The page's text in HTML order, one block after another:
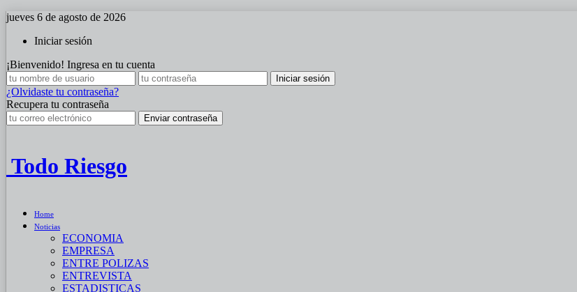
jueves 6 de agosto de 2026
Iniciar sesión
¡Bienvenido! Ingresa en tu cuenta
¿Olvidaste tu contraseña?
Recupera tu contraseña
Todo Riesgo
Home
Noticias
ECONOMIA
EMPRESA
ENTRE POLIZAS
ENTREVISTA
ESTADISTICAS